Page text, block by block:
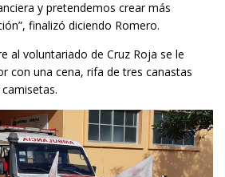
y pretendemos crear más
finalizó diciendo Romero.
al voluntariado de Cruz Roja se le
con una cena, rifa de tres canastas